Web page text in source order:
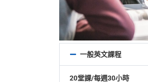
一般英文課程
20堂課/每週30小時